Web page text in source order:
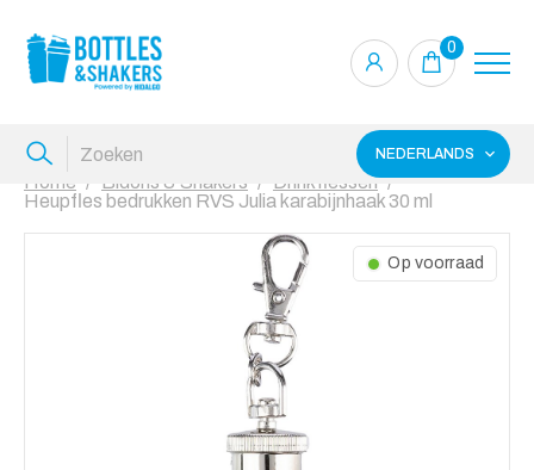
0
NEDERLANDS
Home Bidons & Shakers
Drinkflessen
Heupfles bedrukken RVS Julia karabijnhaak 30 ml
Op voorraad